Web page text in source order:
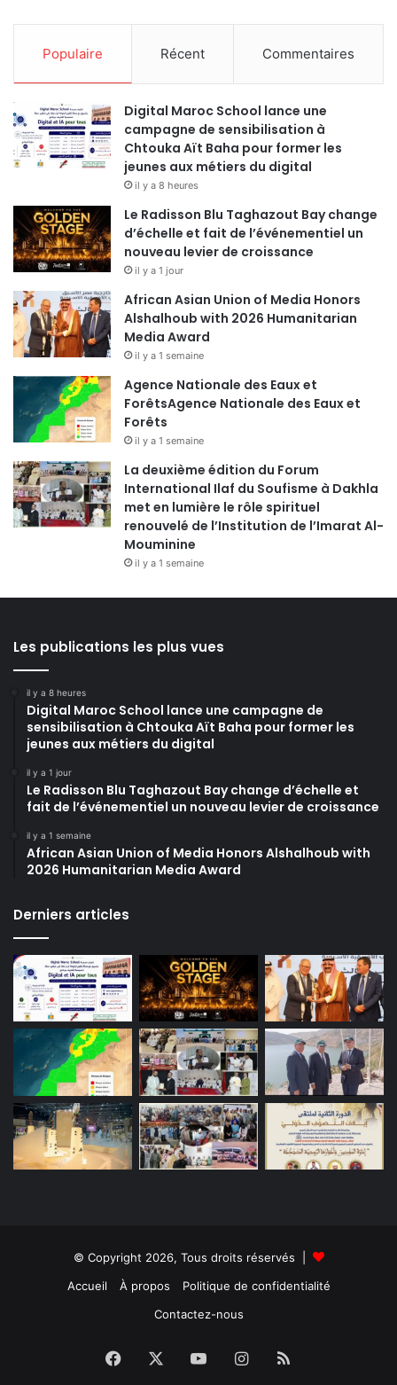
Populaire Récent Commentaires
Digital Maroc School lance une
campagne de sensibilisation à
Chtouka Aït Baha pour former les
jeunes aux métiers du digital
il y a 8 heures
Le Radisson Blu Taghazout Bay change
d’échelle et fait de l’événementiel un
nouveau levier de croissance
il y a 1 jour
African Asian Union of Media Honors
Alshalhoub with 2026 Humanitarian
Media Award
il y a 1 semaine
Agence Nationale des Eaux et
ForêtsAgence Nationale des Eaux et
Forêts
il y a 1 semaine
La deuxième édition du Forum
International Ilaf du Soufisme à Dakhla
met en lumière le rôle spirituel
renouvelé de l’Institution de l’Imarat Al-
Mouminine
il y a 1 semaine
Les publications les plus vues
il y a 8 heures
Digital Maroc School lance une campagne de
sensibilisation à Chtouka Aït Baha pour former les
jeunes aux métiers du digital
il y a 1 jour
Le Radisson Blu Taghazout Bay change d’échelle et
fait de l’événementiel un nouveau levier de croissance
il y a 1 semaine
African Asian Union of Media Honors Alshalhoub with
2026 Humanitarian Media Award
Derniers articles
© Copyright 2026, Tous droits réservés |
Accueil
À propos
Politique de confidentialité
Contactez-nous
Facebook YouTubeInstagram